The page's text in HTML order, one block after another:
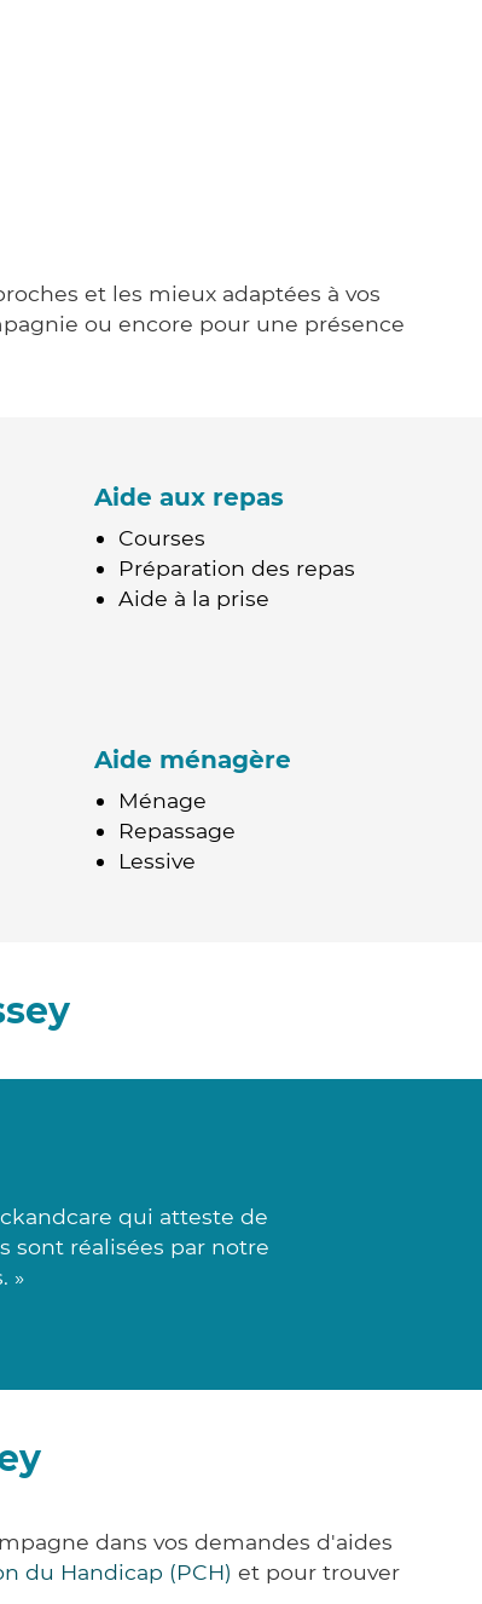
et les mieux adaptées à vos
ou encore pour une présence
Aide aux repas
Courses
Préparation des repas
Aide à la prise
Aide ménagère
Ménage
Repassage
Lessive
qui atteste de
sont réalisées par notre
»
dans vos demandes d'aides
du Handicap (PCH) et pour trouver